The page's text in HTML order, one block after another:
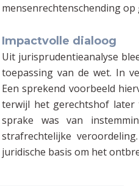
mensenrechtenschending op
Impactvolle dialoog
Uit jurisprudentieanalyse
toepassing van de wet. In
Een sprekend voorbeeld
terwijl het gerechtshof
sprake was van
strafrechtelijke
juridische basis om het